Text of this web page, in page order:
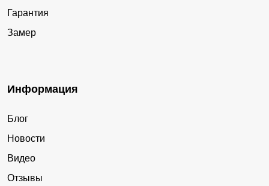
Гарантия
Замер
Информация
Блог
Новости
Видео
Отзывы